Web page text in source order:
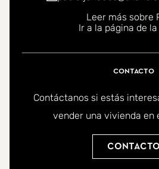
¡Bienvenido a casa!Leer más sobre
Ir a la página de
Contacto
Contáctanos si estás
vender una vivienda en
Contacto